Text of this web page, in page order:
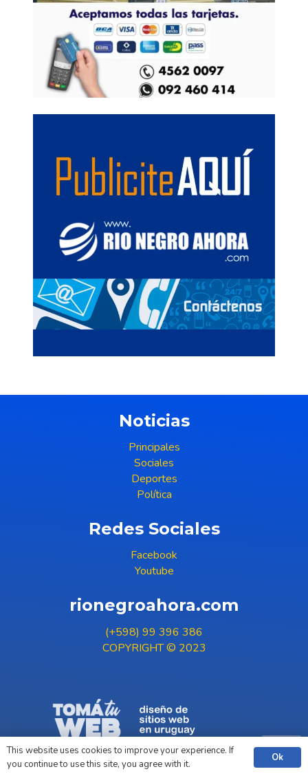
Noticias
Principales
Sociales
Deportes
Política
Redes Sociales
Facebook
Youtube
rionegroahora.com
(+598) 99 396 386
COPYRIGHT © 2023
This website uses cookies to improve your experience. If
you continue to use this site, you agree with it.
Ok